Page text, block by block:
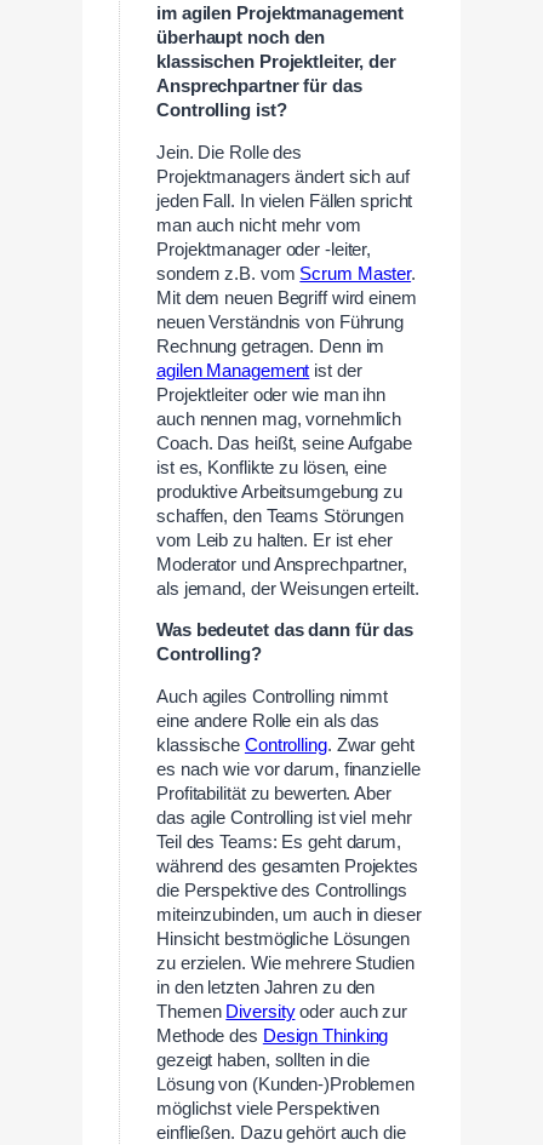
im agilen Projektmanagement
überhaupt noch den
klassischen Projektleiter, der
Ansprechpartner für das
Controlling ist?
Jein. Die Rolle des
Projektmanagers ändert sich auf
jeden Fall. In vielen Fällen spricht
man auch nicht mehr vom
Projektmanager oder -leiter,
sondern z.B. vom Scrum Master.
Mit dem neuen Begriff wird einem
neuen Verständnis von Führung
Rechnung getragen. Denn im
agilen Management ist der
Projektleiter oder wie man ihn
auch nennen mag, vornehmlich
Coach. Das heißt, seine Aufgabe
ist es, Konflikte zu lösen, eine
produktive Arbeitsumgebung zu
schaffen, den Teams Störungen
vom Leib zu halten. Er ist eher
Moderator und Ansprechpartner,
als jemand, der Weisungen erteilt.
Was bedeutet das dann für das
Controlling?
Auch agiles Controlling nimmt
eine andere Rolle ein als das
klassische Controlling. Zwar geht
es nach wie vor darum, finanzielle
Profitabilität zu bewerten. Aber
das agile Controlling ist viel mehr
Teil des Teams: Es geht darum,
während des gesamten Projektes
die Perspektive des Controllings
miteinzubinden, um auch in dieser
Hinsicht bestmögliche Lösungen
zu erzielen. Wie mehrere Studien
in den letzten Jahren zu den
Themen Diversityoder auch zur
Methode des Design Thinking
gezeigt haben, sollten in die
Lösung von (Kunden-)Problemen
möglichst viele Perspektiven
einfließen. Dazu gehört auch die